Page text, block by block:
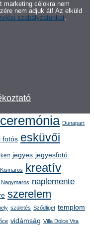
marketing célokra nem
nem adjuk át! Az elküld
szabályzatunkat.
ceremónia Dunapart
fotós esküvői
jegyes jegyesfotó
Kismaros kreatív
Nagymaros naplemente
szerelem
születés Sződliget templom
vidámság Villa Dolce Vita